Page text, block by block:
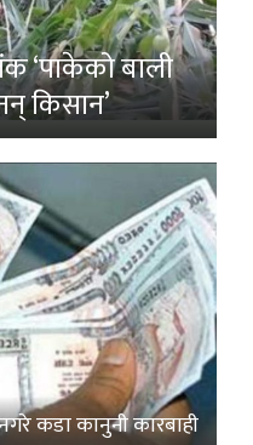
‘पाकेको बाली
किसान’
कडा कानुनी कारबाही